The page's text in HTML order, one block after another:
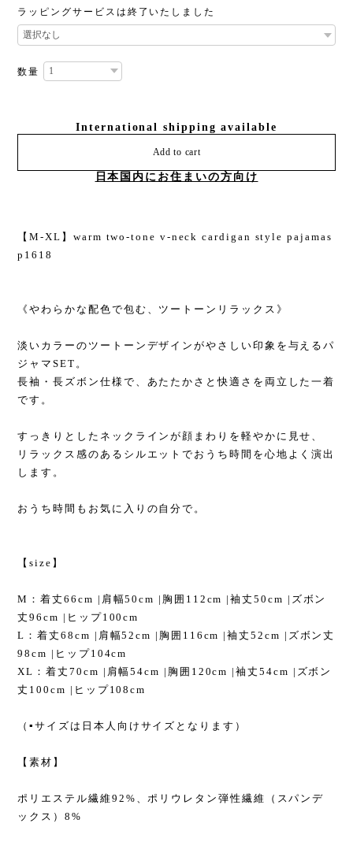
ラッピングサービスは終了いたしました
数量
International shipping available
Add to cart
日本国内にお住まいの方向け
【M-XL】warm two-tone v-neck cardigan style pajamas
p1618
《やわらかな配色で包む、ツートーンリラックス》
淡いカラーのツートーンデザインがやさしい印象を与えるパ
ジャマSET。
長袖・長ズボン仕様で、あたたかさと快適さを両立した一着
です。
すっきりとしたネックラインが顔まわりを軽やかに見せ、
リラックス感のあるシルエットでおうち時間を心地よく演出
します。
おうち時間もお気に入りの自分で。
【size】
M：着丈66cm |肩幅50cm |胸囲112cm |袖丈50cm |ズボン
丈96cm |ヒップ100cm
L：着丈68cm |肩幅52cm |胸囲116cm |袖丈52cm |ズボン丈
98cm |ヒップ104cm
XL：着丈70cm |肩幅54cm |胸囲120cm |袖丈54cm |ズボン
丈100cm |ヒップ108cm
（▪︎サイズは日本人向けサイズとなります）
【素材】
ポリエステル繊維92%、ポリウレタン弾性繊維（スパンデ
ックス）8%